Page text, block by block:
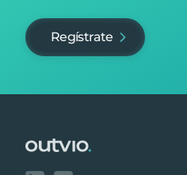
Regístrate